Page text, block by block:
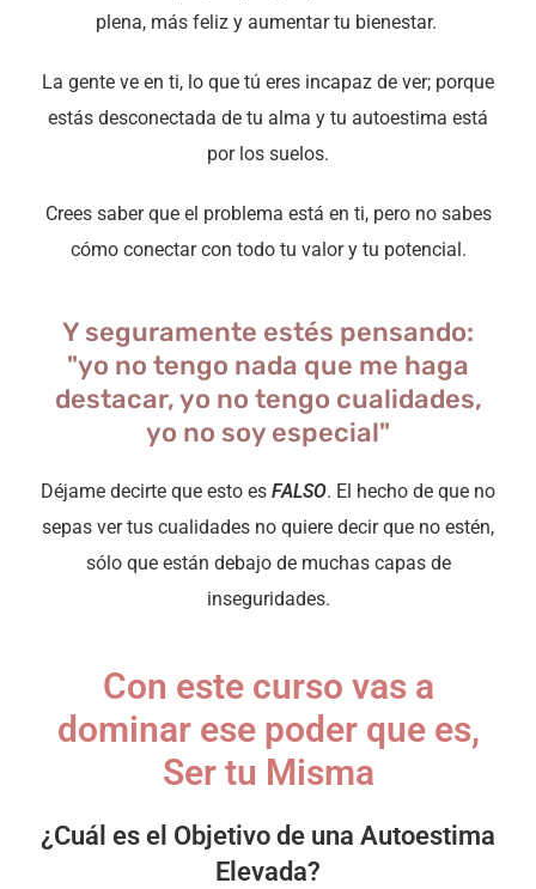
plena, más feliz y aumentar tu bienestar.
La gente ve en ti, lo que tú eres incapaz de ver; porque
estás desconectada de tu alma y tu autoestima está
por los suelos.
Crees saber que el problema está en ti, pero no sabes
cómo conectar con todo tu valor y tu potencial.
Y seguramente estés pensando:
"yo no tengo nada que me haga
destacar, yo no tengo cualidades,
yo no soy especial"
Déjame decirte que esto es FALSO. El hecho de que no
sepas ver tus cualidades no quiere decir que no estén,
sólo que están debajo de muchas capas de
inseguridades.
Con este curso vas a
dominar ese poder que es,
Ser tu Misma
¿Cuál es el Objetivo de una Autoestima
Elevada?